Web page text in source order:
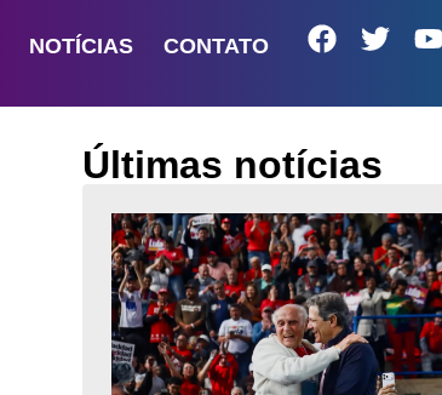
NOTÍCIAS CONTATO
Últimas notícias